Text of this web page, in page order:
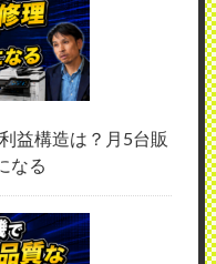
益構造は？月5台販
なる